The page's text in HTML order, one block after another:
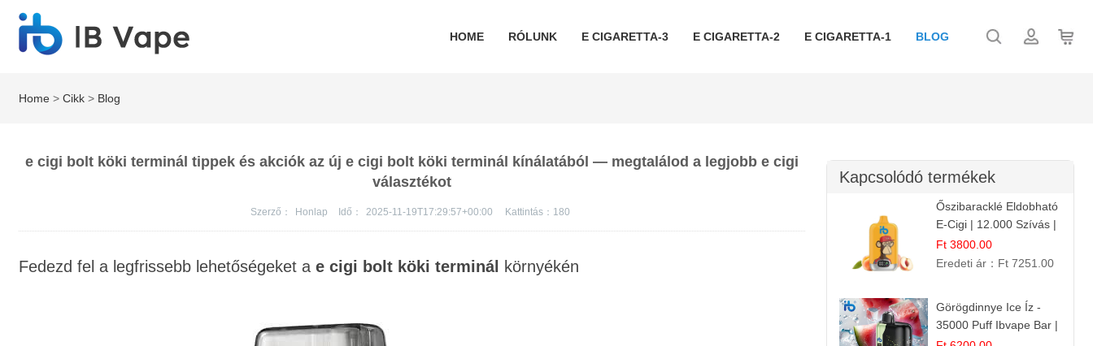
HOME RÓLUNK E CIGARETTA-3 E CIGARETTA-2 E CIGARETTA-1 BLOG
Home >Cikk > Blog
e cigi bolt köki terminál tippek és akciók az új e cigi bolt köki terminál kínálatából — megtalálod a legjobb e cigi
választékot
Szerző： Honlap Idő： 2025-11-19T17:29:57+00:00 Kattintás： 180
Fedezd fel a legfrissebb lehetőségeket ae cigi bolt köki terminál környékén
Kapcsolódó termékek
Őszibaracklé Eldobható
E-Cigi | 12.000 Szívás |
Frissítő Barack Íz
Ft 3800.00
Eredeti ár： Ft 7251.00
Görögdinnye Ice Íz -
35000 Puff Ibvape Bar |
Frissítő Mentolos